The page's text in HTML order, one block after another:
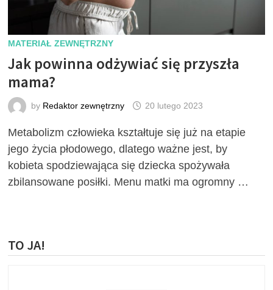
MATERIAŁ ZEWNĘTRZNY
Jak powinna odżywiać się przyszła
mama?
by Redaktor zewnętrzny 20 lutego 2023
Metabolizm człowieka kształtuje się już na etapie
jego życia płodowego, dlatego ważne jest, by
kobieta spodziewająca się dziecka spożywała
zbilansowane posiłki. Menu matki ma ogromny …
TO JA!